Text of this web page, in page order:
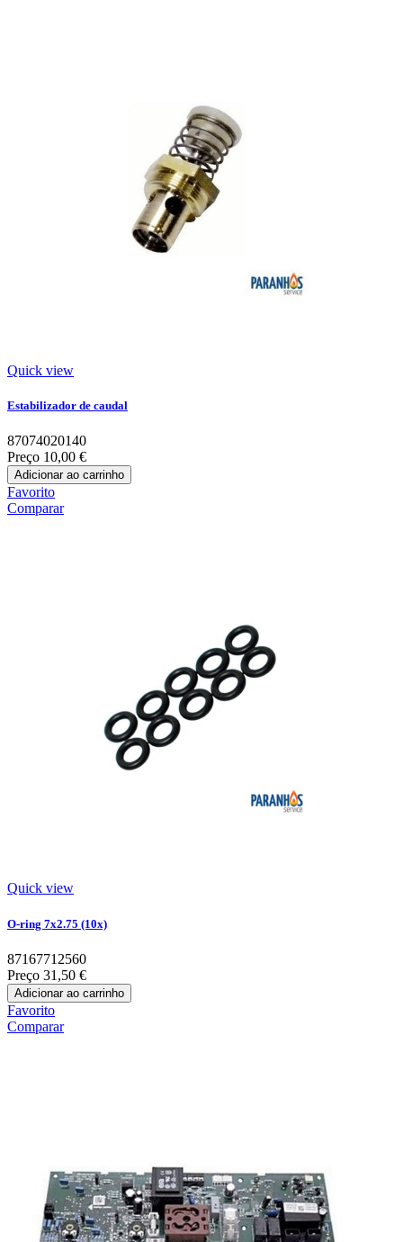
Quick view
Estabilizador de caudal
87074020140
Preço 10,00 €
Adicionar ao carrinho
Favorito
Comparar
Quick view
O-ring 7x2.75 (10x)
87167712560
Preço 31,50 €
Adicionar ao carrinho
Favorito
Comparar